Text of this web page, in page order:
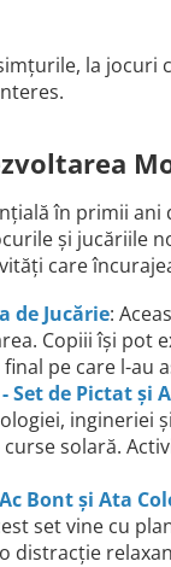
la
în primii
și jucăriile
care
de Jucărie:
Copiii își pot
pe care l-au
Set de Pictat și
ingineriei
solară.
Bont și Ata
set vine cu
distracție